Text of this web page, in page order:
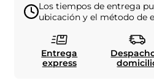
Los tiempos de entrega
ubicación y el método de
Entrega
express